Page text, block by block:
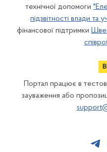
технічної допомоги
підзвітності влади та
фінансової підтримки
Портал працює в
зауваження або